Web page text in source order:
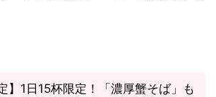
】1日15杯限定！「濃厚蟹そば」も